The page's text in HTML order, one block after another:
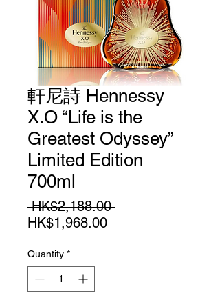
軒尼詩 Hennessy
X.O “Life is the
Greatest Odyssey”
Limited Edition
700ml
HK$2,188.00 Regular
HK$1,968.00Sale
Quantity *